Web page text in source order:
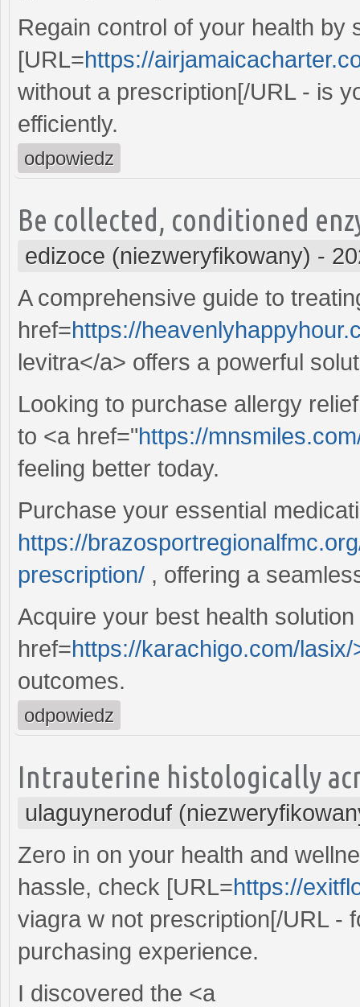
Regain control of your health by
[URL=https://
without a prescription[/URL - is
efficiently.
odpowiedz
Be collected, conditioned
edizoce (niezweryfikowany) -
A comprehensive guide to
href=https://
levitra</a> offers a powerful
Looking to purchase allergy
to <a href="https://
feeling better today.
Purchase your essential
https://
prescription/ , offering a
Acquire your best health
href=https://karachigo.com/lasix/
outcomes.
odpowiedz
Intrauterine histologically
ulaguyneroduf
Zero in on your health and
hassle, check [URL=https://
viagra w not prescription[/URL -
purchasing experience.
I discovered the <a